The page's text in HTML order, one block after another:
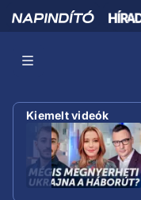
Kiemelt videók